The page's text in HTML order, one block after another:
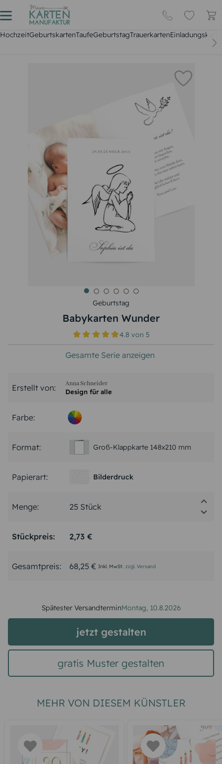
HochzeitGeburtskartenTaufeGeburtstagTrauerkarten
Geburtstag
Babykarten Wunder
4.8 von5
Gesamte Serie anzeigen
Erstellt von: Anna Schneider
Design für alle
Farbe:
Format: Groß-Klappkarte 148x210 mm
Papierart: Bilderdruck
Menge:
Stückpreis: 2,73 €
Gesamtpreis: 68,25 € Inkl. MwSt. zzgl. Versand
Spätester VersandterminMontag, 10.8.2026
jetzt gestalten
gratis Muster gestalten
MEHR VON DIESEM KÜNSTLER